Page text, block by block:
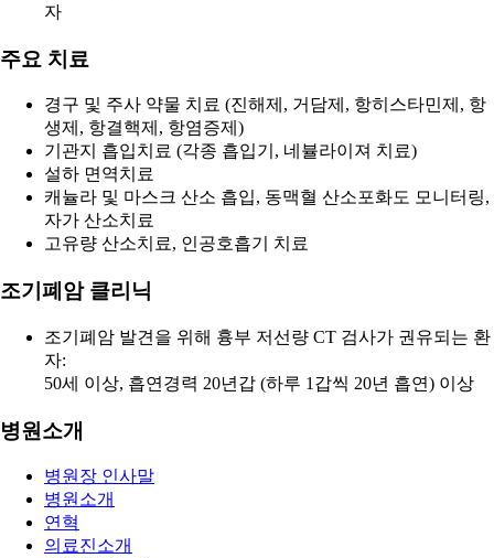
자
주요 치료
경구 및 주사 약물 치료 (진해제, 거담제, 항히스타민제, 항
생제, 항결핵제, 항염증제)
기관지 흡입치료 (각종 흡입기, 네뷸라이져 치료)
설하 면역치료
캐뉼라 및 마스크 산소 흡입, 동맥혈 산소포화도 모니터링,
자가 산소치료
고유량 산소치료, 인공호흡기 치료
조기폐암 클리닉
조기폐암 발견을 위해 흉부 저선량 CT 검사가 권유되는 환
자:
50세 이상, 흡연경력 20년갑 (하루 1갑씩 20년 흡연) 이상
병원소개
병원장 인사말
병원소개
연혁
의료진소개